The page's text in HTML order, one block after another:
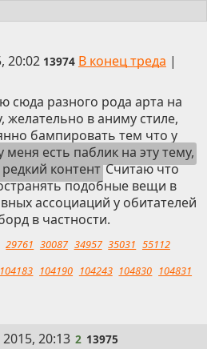
20:02 13974 В конец треда |
сюда разного рода арта на
желательно в аниму стиле,
бампировать тем что у
меня есть паблик на эту тему,
контентСчитаю что
подобные вещи в
ассоциаций у обитателей
в частности.
29761 30087 34957 35031 55112
104183 104190 104243 104830 104831
20:13 2 13975